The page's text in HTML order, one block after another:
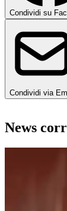
Condividi su
Condividi via
News